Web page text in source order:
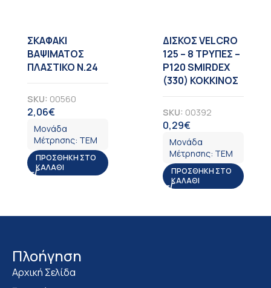
ΣΚΑΦΑΚΙ
ΒΑΨΙΜΑΤΟΣ
ΠΛΑΣΤΙΚΟ Ν.24
SKU: 00560
2,06€
Μονάδα
Μέτρησης: ΤΕΜ
ΠΡΟΣΘΉΚΗ ΣΤΟ
ΚΑΛΆΘΙ
ΔΙΣΚΟΣ VELCRO
125 – 8 TΡΥΠΕΣ –
Ρ120 SMIRDEX
(330) ΚΟΚΚΙΝΟΣ
SKU: 00392
0,29€
Μονάδα
Μέτρησης: ΤΕΜ
ΠΡΟΣΘΉΚΗ ΣΤΟ
ΚΑΛΆΘΙ
Πλοήγηση
Αρχική Σελίδα